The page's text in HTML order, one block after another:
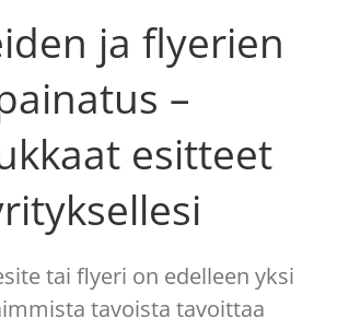
ja flyerien
–
esitteet
tai flyeri on edelleen yksi
tavoista tavoittaa